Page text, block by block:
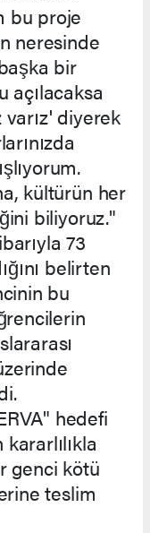
bu proje
neresinde
bir
açılacaksa
diyerek
kültürün her
biliyoruz."
73
belirten
bu
hedefi
genci kötü
teslim